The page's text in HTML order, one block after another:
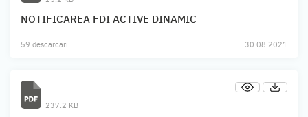
NOTIFICAREA FDI ACTIVE DINAMIC
59 descarcari 30.08.2021
237.2 KB